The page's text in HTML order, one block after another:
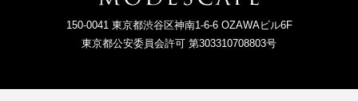
150-0041 東京都渋谷区神南1-6-6 OZAWAビル6F
東京都公安委員会許可 第303310708803号